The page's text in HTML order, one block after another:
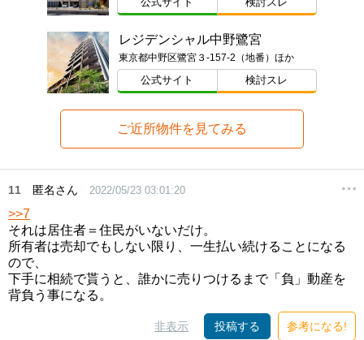
レジデンシャル中野鷺宮
東京都中野区鷺宮３-157-2（地番）ほか
公式サイト 検討スレ
ご近所物件を見てみる
11 匿名さん 2022/05/23 03:01:20
>>7
それは居住者＝住民がいないだけ。
所有者は売却でもしない限り、一生払い続けることになる
ので、
下手に相続で貰うと、誰かに売りつけるまで「負」動産を
背負う事になる。
非表示 投稿する 参考になる!